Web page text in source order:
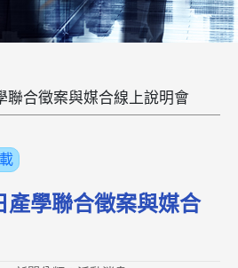
聯合徵案與媒合線上說明會
產學聯合徵案與媒合